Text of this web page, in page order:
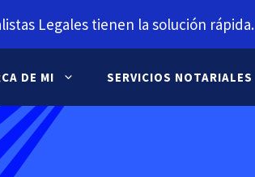
Legales tienen la solución rápida.
DE MI SERVICIOS NOTARIALES